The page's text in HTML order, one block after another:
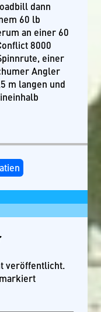
dann
60 lb
an einer 60
8000
einer
Angler
m langen und
veröffentlicht.
markiert